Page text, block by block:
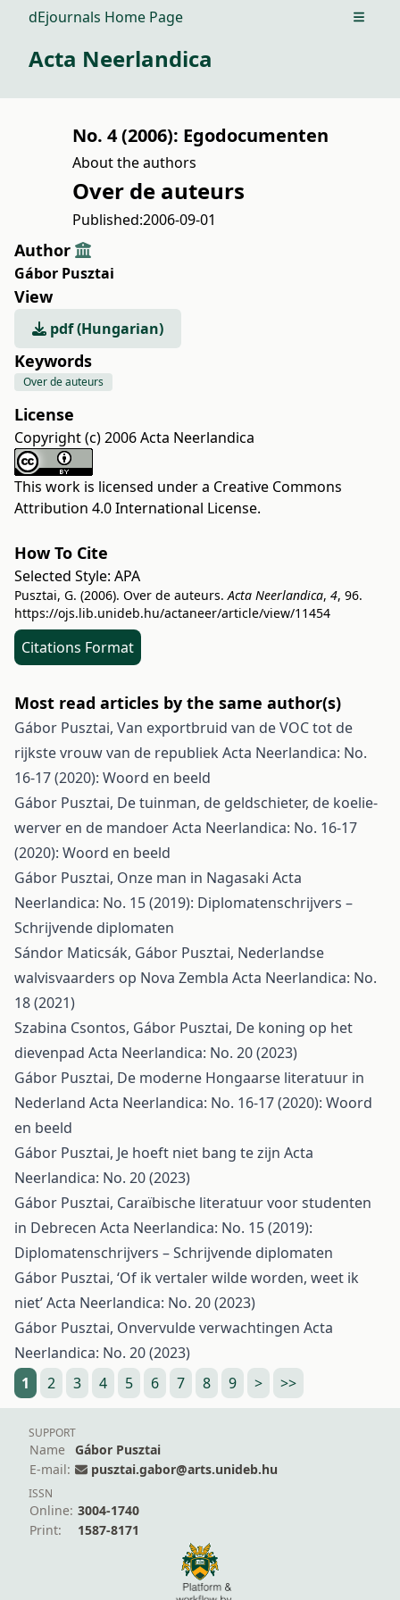
dEjournals Home Page Open
Acta Neerlandica
No. 4 (2006): Egodocumenten
About the authors
Over de auteurs
Published:2006-09-01
Author
Gábor Pusztai
View
pdf (Hungarian)
Keywords
Over de auteurs
License
Copyright (c) 2006 Acta Neerlandica
This work is licensed under a Creative Commons
Attribution 4.0 International License.
How To Cite
Selected Style: APA
Pusztai, G. (2006). Over de auteurs.Acta Neerlandica, 4, 96.
https://ojs.lib.unideb.hu/actaneer/article/view/11454
Citations Format
Most read articles by the same author(s)
Gábor Pusztai, Van exportbruid van de VOC tot de
rijkste vrouw van de republiek Acta Neerlandica: No.
16-17 (2020): Woord en beeld
Gábor Pusztai, De tuinman, de geldschieter, de koelie-
werver en de mandoerActa Neerlandica: No. 16-17
(2020): Woord en beeld
Gábor Pusztai, Onze man in Nagasaki Acta
Neerlandica: No. 15 (2019): Diplomatenschrijvers –
Schrijvende diplomaten
Sándor Maticsák, Gábor Pusztai, Nederlandse
walvisvaarders op Nova Zembla Acta Neerlandica: No.
18 (2021)
Szabina Csontos, Gábor Pusztai, De koning op het
dievenpad Acta Neerlandica: No. 20 (2023)
Gábor Pusztai, De moderne Hongaarse literatuur in
Nederland Acta Neerlandica: No. 16-17 (2020): Woord
en beeld
Gábor Pusztai, Je hoeft niet bang te zijn Acta
Neerlandica: No. 20 (2023)
Gábor Pusztai, Caraïbische literatuur voor studenten
in Debrecen Acta Neerlandica: No. 15 (2019):
Diplomatenschrijvers – Schrijvende diplomaten
Gábor Pusztai, ‘Of ik vertaler wilde worden, weet ik
niet’Acta Neerlandica: No. 20 (2023)
Gábor Pusztai, Onvervulde verwachtingen Acta
Neerlandica: No. 20 (2023)
1
2 3 4 5 6 7 8 9 > >>
SUPPORT
Name
Gábor Pusztai
E-mail:
pusztai.gabor@arts.unideb.hu
ISSN
Online: 3004-1740
Print:
1587-8171